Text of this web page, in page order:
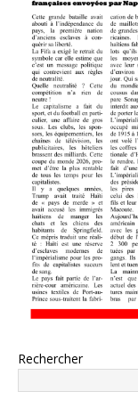
Rechercher